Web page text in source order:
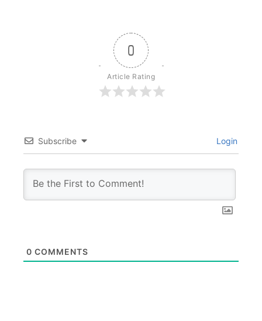
0
Article Rating
Subscribe Login
0 COMMENTS